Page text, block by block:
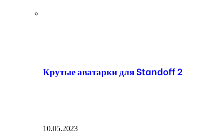
Крутые аватарки для Standoff 2
10.05.2023